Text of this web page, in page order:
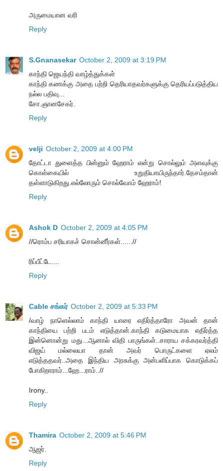
அருமையான வரி
Reply
S.Gnanasekar October 2, 2009 at 3:19 PM
காந்தி ஜெயந்தி வாழ்த்துக்கள்
காந்தி கணக்கு அதை பற்றி தெரியாதவர்களுக்கு தெரியப்படுத்திய
நல்ல பதிவு...
சோ.ஞானசேகர்.
Reply
velji October 2, 2009 at 4:00 PM
தோட்டா துளைத்த பின்னும் ஹேராம் என்று சொல்லும் அளவுக்கு
கொள்கையில் உறுதியாயிருந்தார்.தேசம்தான்
தள்ளாடுகிறது.எல்லோரும் சொல்வோம் ஹேராம்!
Reply
Ashok D October 2, 2009 at 4:05 PM
//ரொம்ப சரியாகச் சொன்னீர்கள்......//
ரிப்பீட்டே....
Reply
Cable சங்கர் October 2, 2009 at 5:33 PM
/வாழ் நாளெல்லாம் காந்தி யாரை எதிர்த்தாரோ அவன் தான்
காந்தியை பற்றி படம் எடுத்தான்.காந்தி கடுமையாக எதிர்த்த
இன்னொன்று மது...ஆனால் விதி பாருங்கள்..சாராய சக்கரவர்த்தி
விஜய் மல்லையா தான் அவர் பொருட்களை ஏலம்
எடுத்ததவர்..அதை இந்திய அரசுக்கு அன்பளிப்பாக கொடுக்கப்
போகிறாராம்...ஹே...ராம்..//
Irony..
Reply
Thamira October 2, 2009 at 5:46 PM
ஆஜர்.
Reply